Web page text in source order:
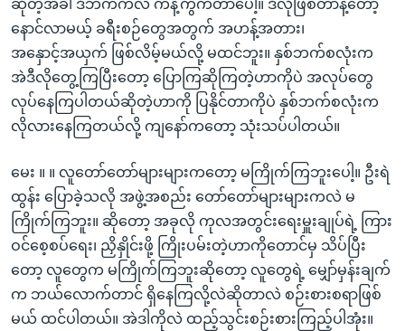
ဆိုတဲ့အခါ ဒီဘက်ကလဲ ကန့်ကွက်တာပေါ့။ ဒီလိုဖြစ်တာနဲ့တော့
နောင်လာမယ့် ခရီးစဉ်တွေအတွက် အဟန့်အတား၊
အနှောင့်အယှက် ဖြစ်လိမ့်မယ်လို့ မထင်ဘူး။ နှစ်ဘက်စလုံးက
အဲဒီလိုတွေ့ကြပြီးတော့ ပြောကြဆိုကြတဲ့ဟာကိုပဲ အလုပ်တွေ
လုပ်နေကြပါတယ်ဆိုတဲ့ဟာကို ပြနိုင်တာကိုပဲ နှစ်ဘက်စလုံးက
လိုလားနေကြတယ်လို့ ကျနော်ကတော့ သုံးသပ်ပါတယ်။
မေး ။ ။ လူတော်တော်များများကတော့ မကြိုက်ကြဘူးပေါ့။ ဦးရဲ
ထွန်း ပြောခဲ့သလို အဖွဲ့အစည်း တော်တော်များများကလဲ မ
ကြိုက်ကြဘူး။ ဆိုတော့ အခုလို ကုလအတွင်းရေးမှူးချုပ်ရဲ့ ကြား
ဝင်စေ့စပ်ရေး၊ ညှိနှိုင်းဖို့ ကြိုးပမ်းတဲ့ဟာကိုတောင်မှ သိပ်ပြီး
တော့ လူတွေက မကြိုက်ကြဘူးဆိုတော့ လူတွေရဲ့ မျှော်မှန်းချက်
က ဘယ်လောက်တာင် ရှိနေကြလို့လဲဆိုတာလဲ စဉ်းစားစရာဖြစ်
မယ် ထင်ပါတယ်။ အဲဒါကိုလဲ ထည့်သွင်းစဉ်းစားကြည့်ပါအုံး။